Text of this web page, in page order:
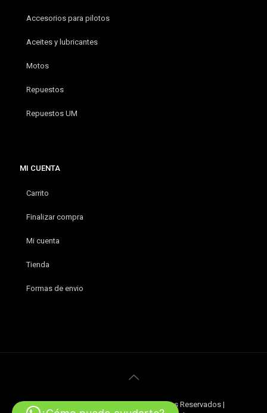
Accesorios para pilotos
Aceites y lubricantes
Motos
Repuestos
Repuestos UM
MI CUENTA
Carrito
Finalizar compra
Mi cuenta
Tienda
Formas de envio
© 2020 MXTREME. Todos los Derechos Reservados |